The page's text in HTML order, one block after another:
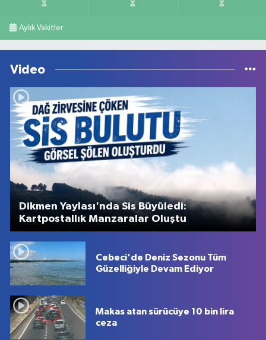
Aylık Vakitler
Video
Dikmen Yaylası'nda Sis Büyüledi:
Kartpostallık Manzaralar Oluştu
Cebeci'de Deniz Sezonu Tüm
Güzelliğiyle Devam Ediyor
Makas atan sürücüye 10 bin lira
ceza